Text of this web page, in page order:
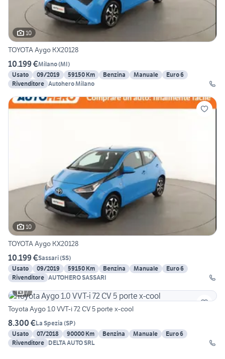
10
TOYOTA Aygo KX20128
10.199 €Milano(MI)
Usato
09/2019 59150 Km Benzina Manuale
Euro 6
Rivenditore Autohero Milano
10
TOYOTA Aygo KX20128
10.199 €Sassari(SS)
Usato
09/2019 59150 Km Benzina Manuale
Euro 6
Rivenditore AUTOHERO SASSARI
7
Toyota Aygo 1.0 VVT-i 72 CV 5 porte x-cool
8.300 €La Spezia (SP)
Usato
07/2018 90000 Km Benzina Manuale
Euro 6
Rivenditore DELTA AUTO SRL